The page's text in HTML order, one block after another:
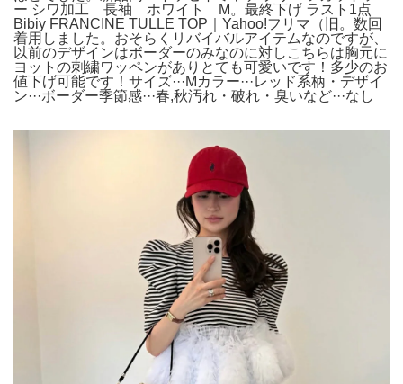
ー シワ加工 長袖 ホワイト M。最終下げ ラスト1点
Bibiy FRANCINE TULLE TOP｜Yahoo!フリマ（旧。数回
着用しました。おそらくリバイバルアイテムなのですが、
以前のデザインはボーダーのみなのに対しこちらは胸元に
ヨットの刺繍ワッペンがありとても可愛いです！多少のお
値下げ可能です！サイズ···Mカラー···レッド系柄・デザイ
ン···ボーダー季節感···春,秋汚れ・破れ・臭いなど···なし